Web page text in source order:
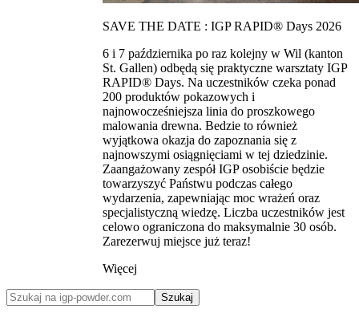
SAVE THE DATE : IGP RAPID® Days 2026
6 i 7 października po raz kolejny w Wil (kanton
St. Gallen) odbędą się praktyczne warsztaty IGP
RAPID® Days. Na uczestników czeka ponad
200 produktów pokazowych i
najnowocześniejsza linia do proszkowego
malowania drewna. Bedzie to również
wyjątkowa okazja do zapoznania się z
najnowszymi osiągnięciami w tej dziedzinie.
Zaangażowany zespół IGP osobiście będzie
towarzyszyć Państwu podczas całego
wydarzenia, zapewniając moc wrażeń oraz
specjalistyczną wiedzę. Liczba uczestników jest
celowo ograniczona do maksymalnie 30 osób.
Zarezerwuj miejsce już teraz!
Więcej
Szukaj